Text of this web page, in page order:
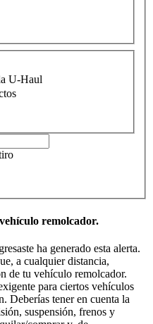
U-Haul
remolcador.
ha generado esta alerta.
a cualquier distancia,
de tu vehículo remolcador.
para ciertos vehículos
Deberías tener en cuenta la
suspensión, frenos y